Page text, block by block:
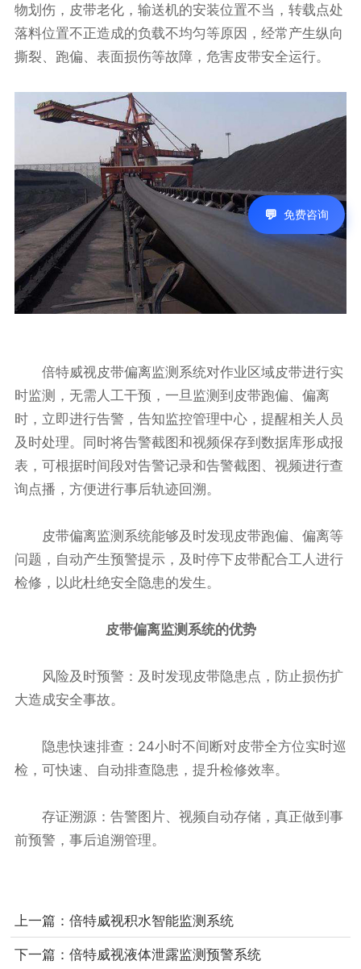
物划伤，皮带老化，输送机的安装位置不当，转载点处
落料位置不正造成的负载不均匀等原因，经常产生纵向
撕裂、跑偏、表面损伤等故障，危害皮带安全运行。
倍特威视皮带偏离监测系统对作业区域皮带进行实
时监测，无需人工干预，一旦监测到皮带跑偏、偏离
时，立即进行告警，告知监控管理中心，提醒相关人员
及时处理。同时将告警截图和视频保存到数据库形成报
表，可根据时间段对告警记录和告警截图、视频进行查
询点播，方便进行事后轨迹回溯。
皮带偏离监测系统能够及时发现皮带跑偏、偏离等
问题，自动产生预警提示，及时停下皮带配合工人进行
检修，以此杜绝安全隐患的发生。
皮带偏离监测系统的优势
风险及时预警：及时发现皮带隐患点，防止损伤扩
大造成安全事故。
隐患快速排查：24小时不间断对皮带全方位实时巡
检，可快速、自动排查隐患，提升检修效率。
存证溯源：告警图片、视频自动存储，真正做到事
前预警，事后追溯管理。
上一篇： 倍特威视积水智能监测系统
下一篇： 倍特威视液体泄露监测预警系统
免费咨询